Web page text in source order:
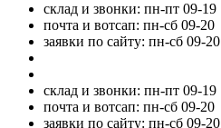
склад и звонки: пн-пт 09-19
почта и вотсап: пн-сб 09-20
заявки по сайту: пн-сб 09-20
склад и звонки: пн-пт 09-19
почта и вотсап: пн-сб 09-20
заявки по сайту: пн-сб 09-20